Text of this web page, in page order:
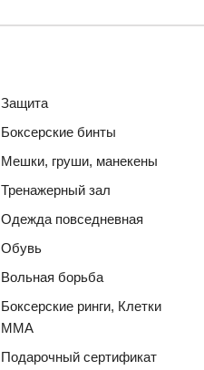
Защита
Боксерские бинты
Мешки, груши, манекены
Тренажерный зал
Одежда повседневная
Обувь
Вольная борьба
Боксерские ринги, Клетки
ММА
Подарочный сертификат